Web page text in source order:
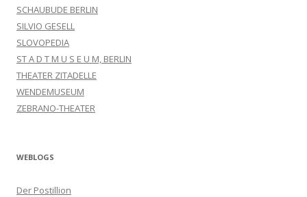
SCHAUBUDE BERLIN
SILVIO GESELL
SLOVOPEDIA
ST A D T M U S E U M, BERLIN
THEATER ZITADELLE
WENDEMUSEUM
ZEBRANO-THEATER
WEBLOGS
Der Postillion